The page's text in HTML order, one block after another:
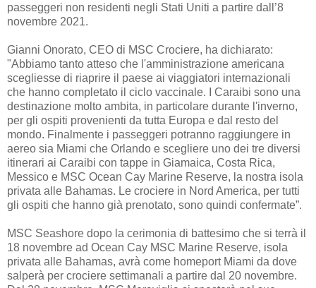
passeggeri non residenti negli Stati Uniti a partire dall’8
novembre 2021.
Gianni Onorato, CEO di MSC Crociere, ha dichiarato:
"Abbiamo tanto atteso che l'amministrazione americana
scegliesse di riaprire il paese ai viaggiatori internazionali
che hanno completato il ciclo vaccinale. I Caraibi sono una
destinazione molto ambita, in particolare durante l'inverno,
per gli ospiti provenienti da tutta Europa e dal resto del
mondo. Finalmente i passeggeri potranno raggiungere in
aereo sia Miami che Orlando e scegliere uno dei tre diversi
itinerari ai Caraibi con tappe in Giamaica, Costa Rica,
Messico e MSC Ocean Cay Marine Reserve, la nostra isola
privata alle Bahamas. Le crociere in Nord America, per tutti
gli ospiti che hanno già prenotato, sono quindi confermate”.
MSC Seashore dopo la cerimonia di battesimo che si terrà il
18 novembre ad Ocean Cay MSC Marine Reserve, isola
privata alle Bahamas, avrà come homeport Miami da dove
salperà per crociere settimanali a partire dal 20 novembre.